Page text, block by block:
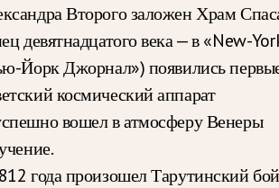
Второго заложен Храм
девятнадцатого века — в «New-
Йорк Джорнал») появились
космический аппарат
вошел в атмосферу Венеры
года произошел Тарутинский